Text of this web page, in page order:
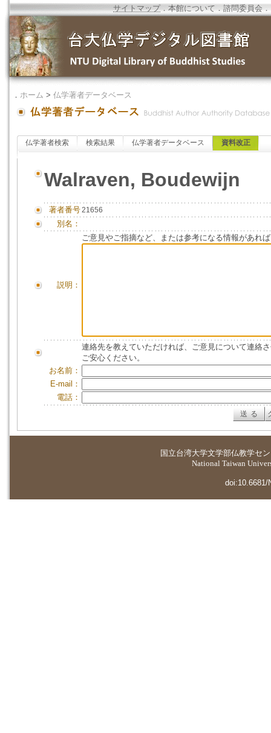
サイトマップ．本館について ．諮問委員会 ．
． ホーム > 仏学著者データベース
仏学著者検索 検索結果 仏学著者データベース 資料改正
Walraven, Boudewijn
著者番号21656
別名：
説明：
ご意見やご指摘など、または参考になる情報があれ
連絡先を教えていただければ、ご意見について連絡
ご安心ください。
お名前：
E-mail：
電話：
国立台湾大学文学部仏教学セ
National Taiwan
doi:10.6681/